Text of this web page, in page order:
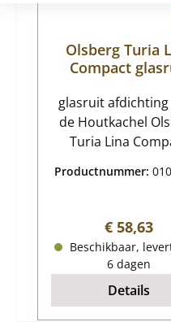
Olsberg Turia
Compact
glasruit
de Houtkachel
Turia Lina
Compact
glasafdichting,
kachelkoord
pakking Afmetingen
15 mm x 4 mm
3,00 m
Productnummer:
Normale
€ 58,63
Beschikbaar,
6 dagen
Details